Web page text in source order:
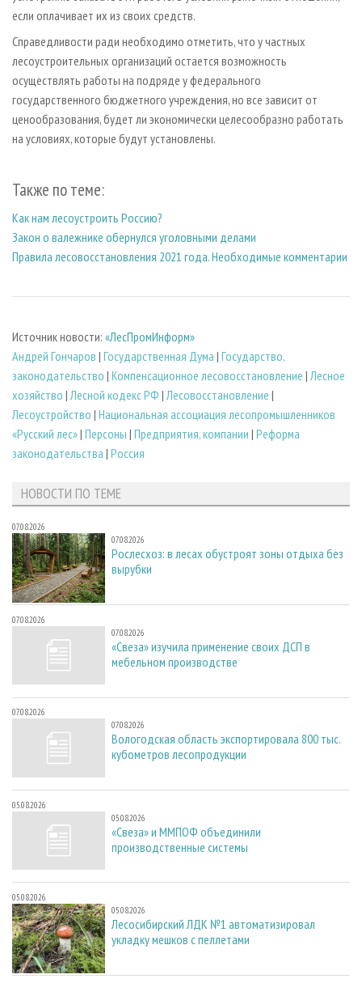
если оплачивает их из своих средств.
Справедливости ради необходимо отметить, что у частных
лесоустроительных организаций остается возможность
осуществлять работы на подряде у федерального
государственного бюджетного учреждения, но все зависит от
ценообразования, будет ли экономически целесообразно работать
на условиях, которые будут установлены.
Также по теме:
Как нам лесоустроить Россию?
Закон о валежнике обернулся уголовными делами
Правила лесовосстановления 2021 года. Необходимые комментарии
Источник новости: «ЛесПромИнформ»
Андрей Гончаров | Государственная Дума | Государство,
законодательство | Компенсационное лесовосстановление | Лесное
хозяйство | Лесной кодекс РФ | Лесовосстановление |
Лесоустройство | Национальная ассоциация лесопромышленников
«Русский лес»| Персоны | Предприятия, компании | Реформа
законодательства | Россия
НОВОСТИ ПО ТЕМЕ
07.08.2026
07.08.2026
Рослесхоз: в лесах обустроят зоны отдыха без
вырубки
07.08.2026
07.08.2026
«Свеза» изучила применение своих ДСП в
мебельном производстве
07.08.2026
07.08.2026
Вологодская область экспортировала 800 тыс.
кубометров лесопродукции
05.08.2026
05.08.2026
«Свеза» и ММПОФ объединили
производственные системы
05.08.2026
05.08.2026
Лесосибирский ЛДК №1 автоматизировал
укладку мешков с пеллетами